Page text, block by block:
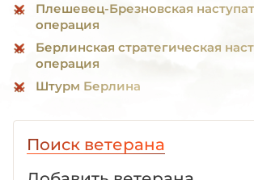
Плешевец-Брезновская
операция
Берлинская стратегическая
операция
Штурм Берлина
Поиск ветерана